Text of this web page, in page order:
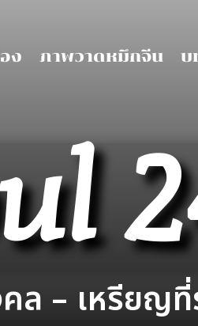
ง ภาพวาดหมึกจีน บ
ล – เหรียญที่